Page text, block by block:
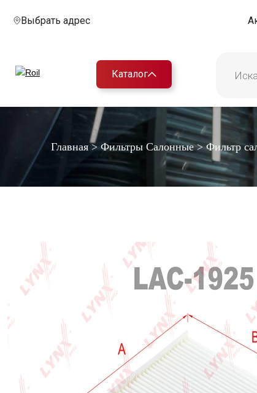
Выбрать адрес
Каталог
Главная> Фильтры Салонные>Фильтр